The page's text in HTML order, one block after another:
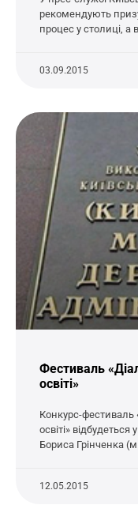
рекомендують
процес у столиці, а
03.09.2015
Фестиваль
освіті»
Конкурс-фестиваль
освіті» відбудеться
Бориса Грінченка
12.05.2015